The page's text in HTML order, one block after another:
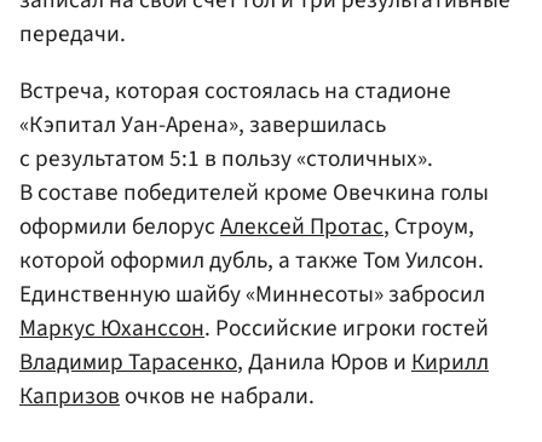
передачи.
Встреча, которая состоялась на стадионе
«Кэпитал Уан-Арена», завершилась
с результатом 5:1 в пользу «столичных».
В составе победителей кроме Овечкина голы
оформили белорусАлексей Протас, Строум,
которой оформил дубль, а также Том Уилсон.
Единственную шайбу «Миннесоты» забросил
Маркус Юханссон. Российские игроки гостей
Владимир Тарасенко, Данила Юров иКирилл
Капризовочков не набрали.